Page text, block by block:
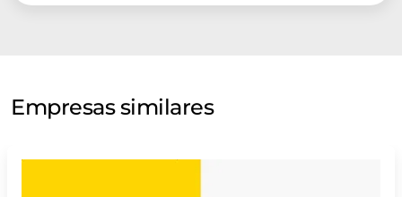
Empresas similares